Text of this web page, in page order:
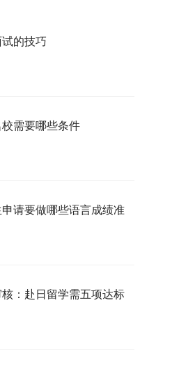
的技巧
需要哪些条件
申请要做哪些语言成绩准
核：赴日留学需五项达标